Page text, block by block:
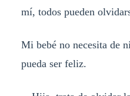
mí, todos pueden
Mi bebé no necesita de
pueda ser feliz.